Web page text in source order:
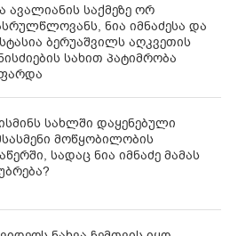
რათა
ვითარების და
ფონზე, პროცესი
გია ხუხაშვილი.
ავალიანის საქმეზე ორ
ნია იმნაძესა და
ბერუაშვილს აღკვეთის
სახით პატიმრობა
სახლში დაყენებული
მოწყობილობის
სადაც ნია იმნაძე მამას